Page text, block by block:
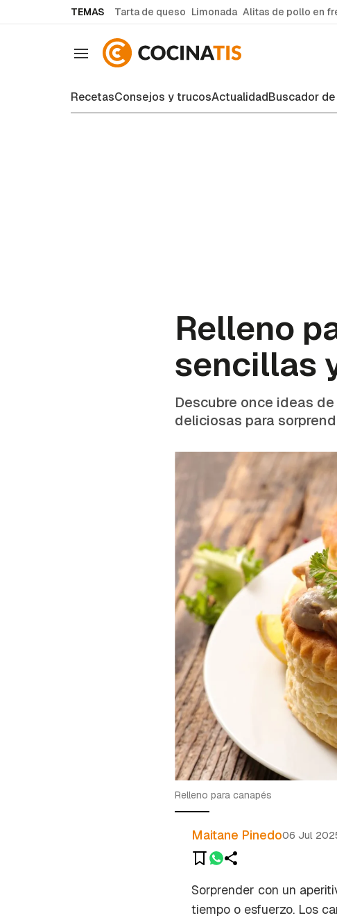
TEMAS Tarta de queso Limonada Alitas de pollo en
Navegación
RecetasConsejos y trucosActualidadBuscador
Relleno
sencillas
Descubre once ideas
deliciosas para
Relleno para canapés
Maitane Pinedo06 Jul
Sorprender con un
tiempo o esfuerzo. Los